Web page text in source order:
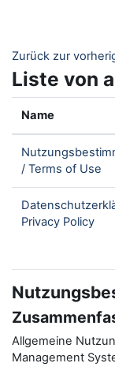
Zurück zur
Liste von
Name
/ Terms of Use
Privacy Policy
Allgemeine
Management